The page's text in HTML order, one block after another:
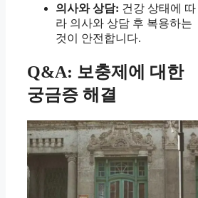
의사와 상담: 건강 상태에 따
라 의사와 상담 후 복용하는
것이 안전합니다.
Q&A: 보충제에 대한
궁금증 해결